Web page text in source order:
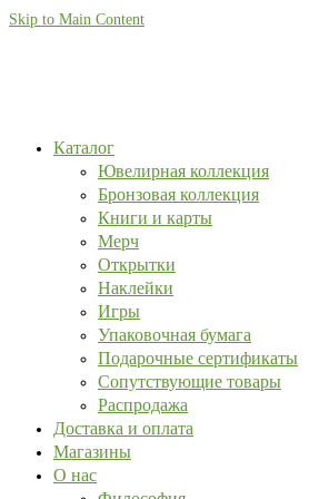
Skip to Main Content
Каталог
Ювелирная коллекция
Бронзовая коллекция
Книги и карты
Мерч
Открытки
Наклейки
Игры
Упаковочная бумага
Подарочные сертификаты
Сопутствующие товары
Распродажа
Доставка и оплата
Магазины
О нас